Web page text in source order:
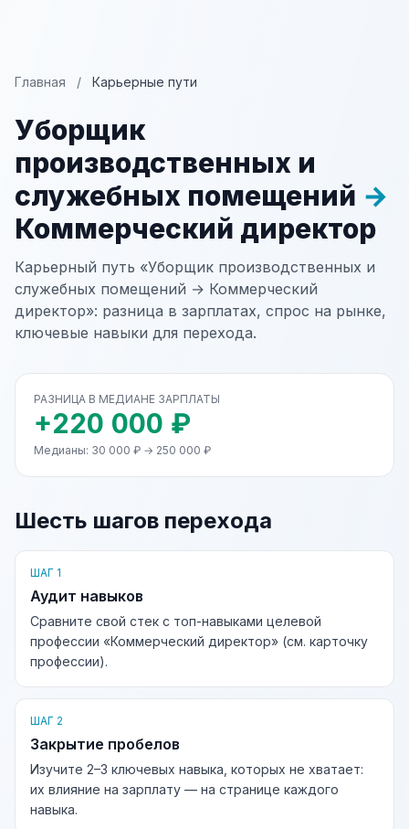
Главная / Карьерные пути
Уборщик
производственных и
служебных помещений →
Коммерческий директор
Карьерный путь «Уборщик производственных и
служебных помещений → Коммерческий
директор»: разница в зарплатах, спрос на рынке,
ключевые навыки для перехода.
РАЗНИЦА В МЕДИАНЕ ЗАРПЛАТЫ
+220 000 ₽
Медианы: 30 000 ₽ → 250 000 ₽
Шесть шагов перехода
ШАГ 1
Аудит навыков
Сравните свой стек с топ-навыками целевой
профессии «Коммерческий директор» (см. карточку
профессии).
ШАГ 2
Закрытие пробелов
Изучите 2–3 ключевых навыка, которых не хватает:
их влияние на зарплату — на странице каждого
навыка.